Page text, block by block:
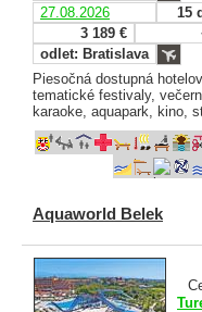
27.08.2026
15
3 189 €
odlet: Bratislava
Piesočná dostupná
tematické festivaly,
karaoke, aquapark, kino,
Aquaworld Belek